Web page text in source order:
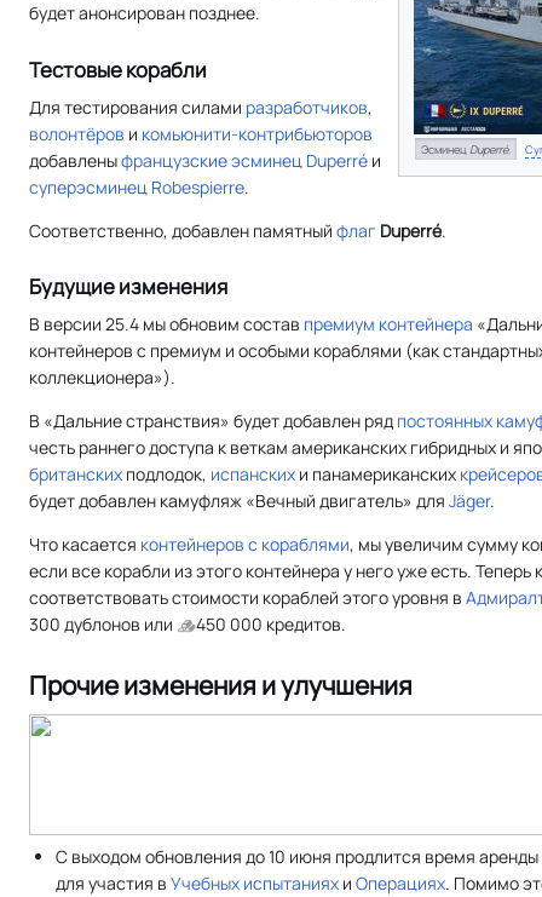
Эсминец Duperré.
будет анонсирован позднее.
Тестовые корабли
Для тестирования силами разработчиков,
волонтёров и комьюнити-контрибьюторов
добавленыфранцузскиеэсминец Duperré и
суперэсминец Robespierre.
Соответственно, добавлен памятный флаг Duperré.
Будущие изменения
В версии 25.4 мы обновим состав премиум контейнера
контейнеров с премиум и особыми кораблями (как
коллекционера»).
В «Дальние странствия» будет добавлен ряд постоянных
честь раннего доступа к веткам американских гибридных и
британских подлодок, испанских и панамериканских
будет добавлен камуфляж «Вечный двигатель» для Jäger.
Что касается контейнеров с кораблями, мы увеличим сумму
если все корабли из этого контейнера у него уже есть.
соответствовать стоимости кораблей этого уровня в
300 дублонов или
450 000 кредитов.
Прочие изменения и улучшения
С выходом обновления до 10 июня продлится время
для участия вУчебных испытаниях иОперациях. Помимо